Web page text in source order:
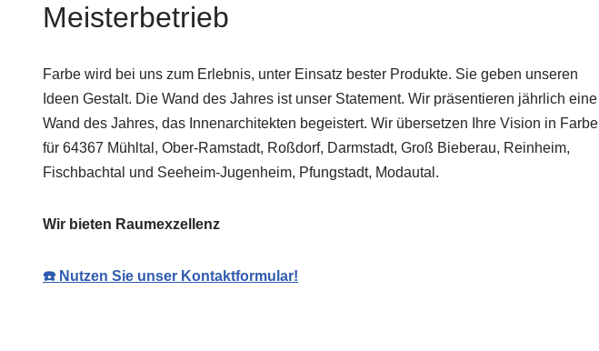
Meisterbetrieb
Farbe wird bei uns zum Erlebnis, unter Einsatz bester Produkte. Sie geben unseren
Ideen Gestalt. Die Wand des Jahres ist unser Statement. Wir präsentieren jährlich eine
Wand des Jahres, das Innenarchitekten begeistert. Wir übersetzen Ihre Vision in Farbe
für 64367 Mühltal, Ober-Ramstadt, Roßdorf, Darmstadt, Groß Bieberau, Reinheim,
Fischbachtal und Seeheim-Jugenheim, Pfungstadt, Modautal.
Wir bieten Raumexzellenz
☎️ Nutzen Sie unser Kontaktformular!